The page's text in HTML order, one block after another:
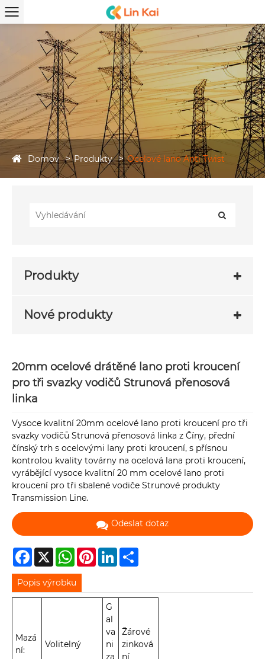
Domov Produkty Ocelové lano Anti Twist
Produkty
Nové produkty
20mm ocelové drátěné lano proti kroucení
pro tři svazky vodičů Strunová přenosová
linka
Vysoce kvalitní 20mm ocelové lano proti kroucení pro tři
svazky vodičů Strunová přenosová linka z Číny, přední
čínský trh s ocelovými lany proti kroucení, s přísnou
kontrolou kvality továrny na ocelová lana proti kroucení,
vyrábějící vysoce kvalitní 20 mm ocelové lano proti
kroucení pro tři sbalené vodiče Strunové produkty
Transmission Line.
Odeslat dotaz
Facebook
X WhatsAppPinterestLinkedIn
Popis výrobku
Mazá
ní:
Volitelný
G
al
va
ni
za
Žárové
zinková
ní